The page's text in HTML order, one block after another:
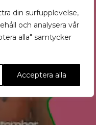
din surfupplevelse,
och analysera vår
alla" samtycker
Acceptera alla